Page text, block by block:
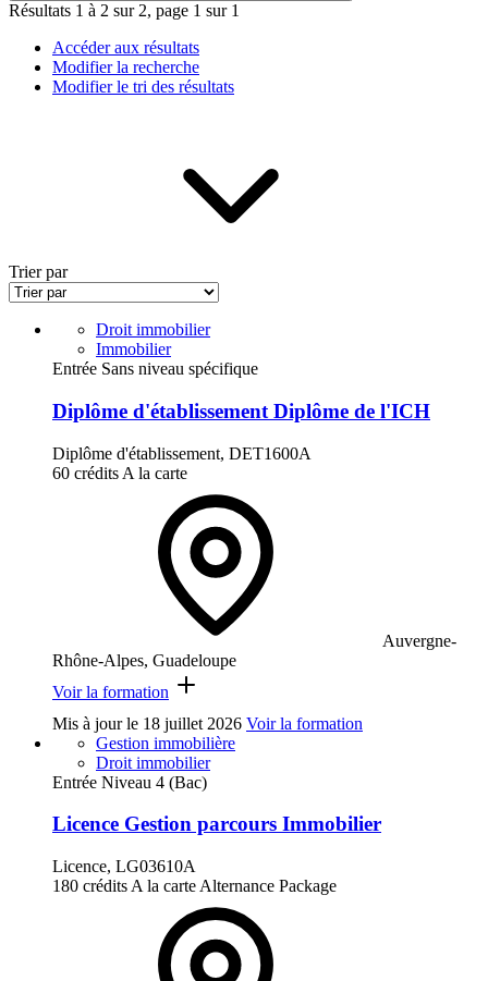
Résultats 1 à 2 sur 2, page 1 sur 1
Accéder aux résultats
Modifier la recherche
Modifier le tri des résultats
Trier par
Droit immobilier
Immobilier
Entrée Sans niveau spécifique
Diplôme d'établissement Diplôme de l'ICH
Diplôme d'établissement, DET1600A
60 crédits A la carte
Auvergne-
Rhône-Alpes, Guadeloupe
Voir la formation
Mis à jour le 18 juillet 2026 Voir la formation
Gestion immobilière
Droit immobilier
Entrée Niveau 4 (Bac)
Licence Gestion parcours Immobilier
Licence, LG03610A
180 crédits A la carte Alternance Package